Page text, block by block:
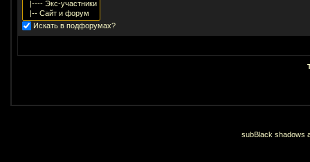
Искать в подфорумах?
subBlack shadows